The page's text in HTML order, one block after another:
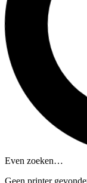
Even zoeken…
Geen printer